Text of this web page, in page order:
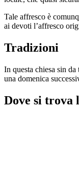
Tale affresco è
ai devoti l’affresco
Tradizioni
In questa chiesa sin
una domenica
Dove si trova